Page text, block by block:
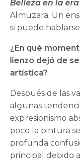
Belleza en la
Almuzara. Un
si puede
¿En qué
lienzo dejó de
artística?
Después de las
algunas
expresionismo
poco la pintura
profunda
principal debido